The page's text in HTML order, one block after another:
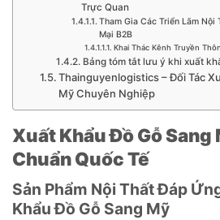
Trực Quan
Tham Gia Các Triển Lãm
Mại B2B
Khai Thác Kênh Truyền
Bảng tóm tắt lưu ý khi xuất
Thainguyenlogistics – Đối Tác
Mỹ Chuyên Nghiệp
Xuất Khẩu Đồ Gỗ Sang
Chuẩn Quốc Tế
Sản Phẩm Nội Thất Đáp
Khẩu Đồ Gỗ Sang Mỹ